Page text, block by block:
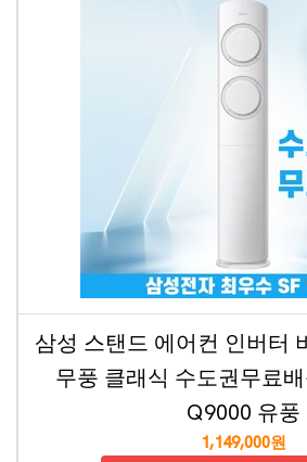
삼성 스탠드 에어컨 인버터
무풍 클래식 수도권무료
Q9000 유풍
1,149,000원